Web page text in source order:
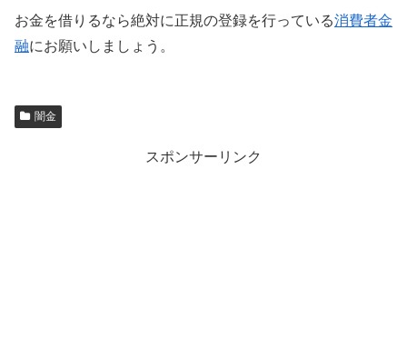
お金を借りるなら絶対に正規の登録を行っている消費者金
融にお願いしましょう。
闇金
スポンサーリンク